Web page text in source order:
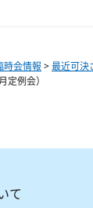
時会情報 >最近可決
定例会）
て